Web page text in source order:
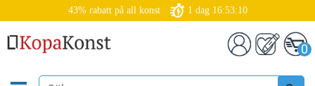
43% rabatt på all konst 1 dag 16:53:10
0